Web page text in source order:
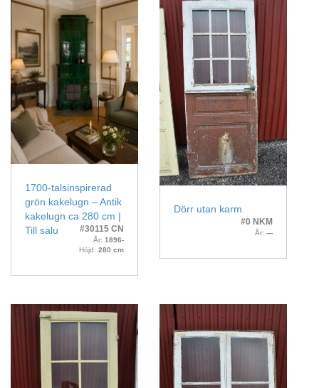
1700-talsinspirerad
grön kakelugn – Antik
kakelugn ca 280 cm |
Till salu
#30115 CN
År: 1896-
Höjd: 280 cm
Dörr utan karm
#0 NKM
År: ---